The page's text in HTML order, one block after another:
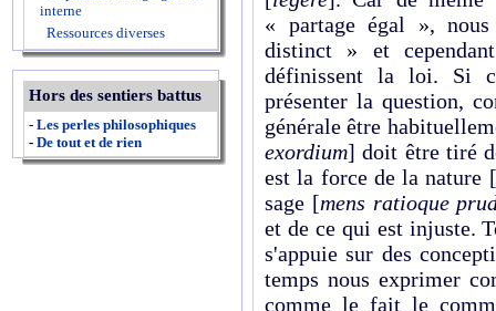
interne
Ressources diverses
Hors des sentiers battus
- Les perles philosophiques
- De tout et de rien
« partage égal »,
distinct » et
définissent la loi. Si
présenter la question,
générale être
exordium] doit être tiré
est la force de la nature [
sage [mens ratioque
et de ce qui est injuste.
s'appuie sur des
temps nous exprimer
comme le fait le